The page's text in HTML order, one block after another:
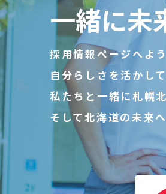
一緒に未
採用情報ページへよう
自分らしさを活かして
私たちと一緒に札幌
そして北海道の未来